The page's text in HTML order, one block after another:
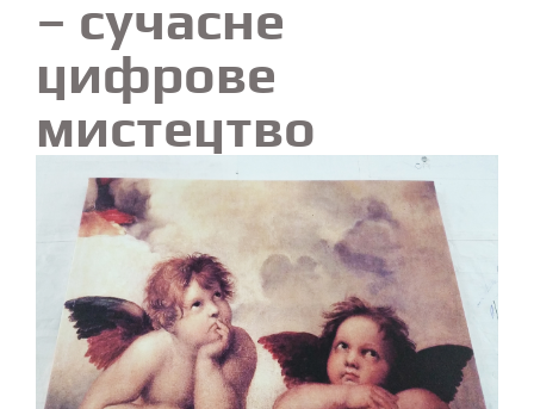
Друк квитків
Фотодрук на плитці
– сучасне
цифрове
мистецтво